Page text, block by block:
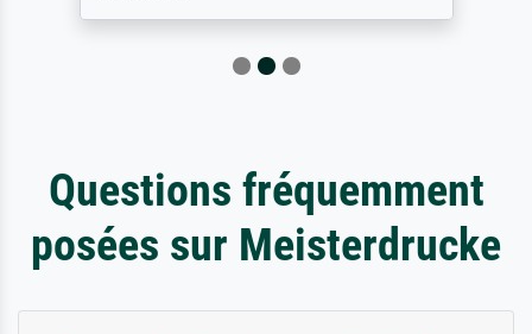
Questions fréquemment
posées sur Meisterdrucke